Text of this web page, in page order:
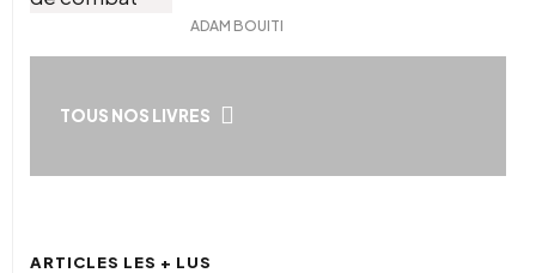
ADAM BOUITI
TOUS NOS LIVRES
ARTICLES LES + LUS